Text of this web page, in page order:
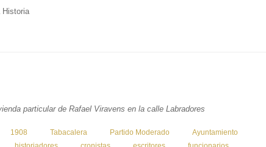
Historia
particular de Rafael Viravens en la calle Labradores
1908 Tabacalera Partido Moderado
Ayuntamiento